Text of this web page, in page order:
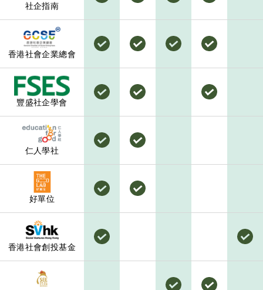
社企指南
香港社會企業總會
豐盛社企學會
仁人學社
好單位
香港社會創投基金